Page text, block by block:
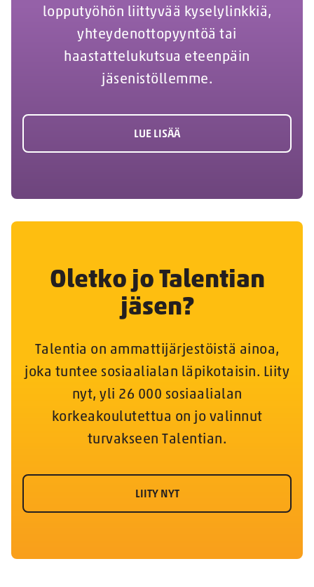
lopputyöhön liittyvää kyselylinkkiä,
yhteydenottopyyntöä tai
haastattelukutsua eteenpäin
jäsenistöllemme.
LUE LISÄÄ
Oletko jo Talentian
jäsen?
Talentia on ammattijärjestöistä ainoa,
joka tuntee sosiaalialan läpikotaisin. Liity
nyt, yli 26 000 sosiaalialan
korkeakoulutettua on jo valinnut
turvakseen Talentian.
LIITY NYT